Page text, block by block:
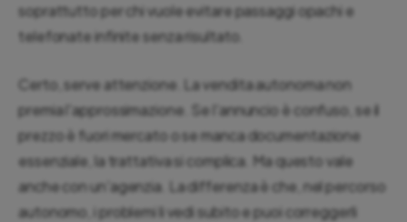
soprattutto per chi vuole evitare passaggi opachi e
telefonate infinite senza risultato.
Certo, serve attenzione. La vendita autonoma non
premia l'approssimazione. Se l'annuncio è confuso, se il
prezzo è fuori mercato o se manca documentazione
essenziale, la trattativa si complica. Ma questo vale
anche con un'agenzia. La differenza è che, nel percorso
autonomo, i problemi li vedi subito e puoi correggerli